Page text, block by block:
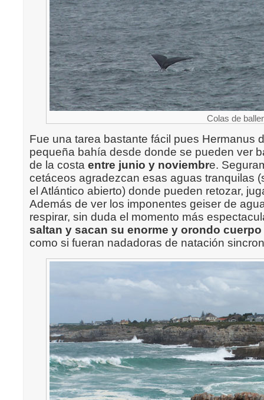
Colas de
Fue una tarea bastante fácil pues Hermanus
pequeña bahía desde donde se pueden ver
de la costa entre junio y noviembre.
cetáceos agradezcan esas aguas tranquilas
el Atlántico abierto) donde pueden retozar,
Además de ver los imponentes geiser de
respirar, sin duda el momento más
saltan y sacan su enorme y orondo cuerpo
como si fueran nadadoras de natación